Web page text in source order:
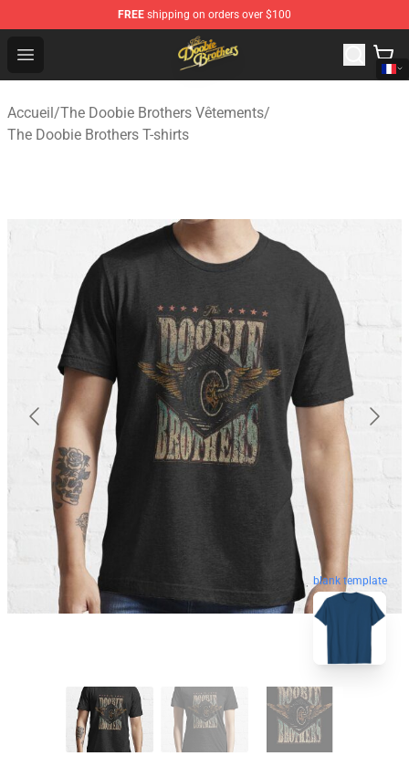
FREE shipping on orders over $100
Open menu
The Doobie Brothers Store - Official The Doobie
Accueil/The Doobie Brothers Vêtements/
The Doobie Brothers T-shirts
blank template